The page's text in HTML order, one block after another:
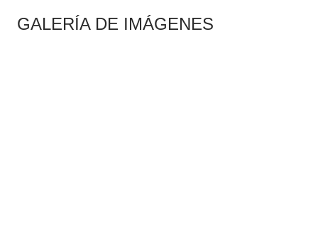
​GALER​ÍA DE IMÁGENES